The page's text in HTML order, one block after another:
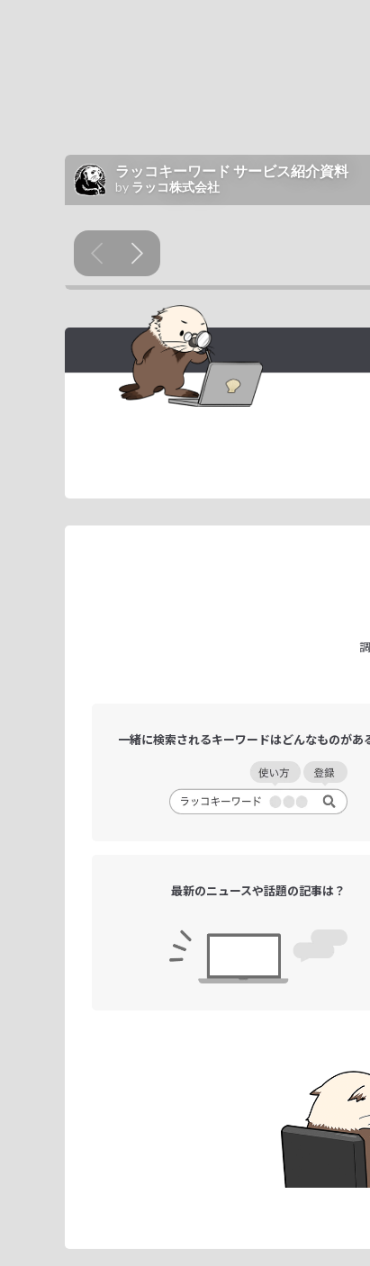
一緒に検索されるキーワードはどんなものがあ
最新のニュースや話題の記事は？